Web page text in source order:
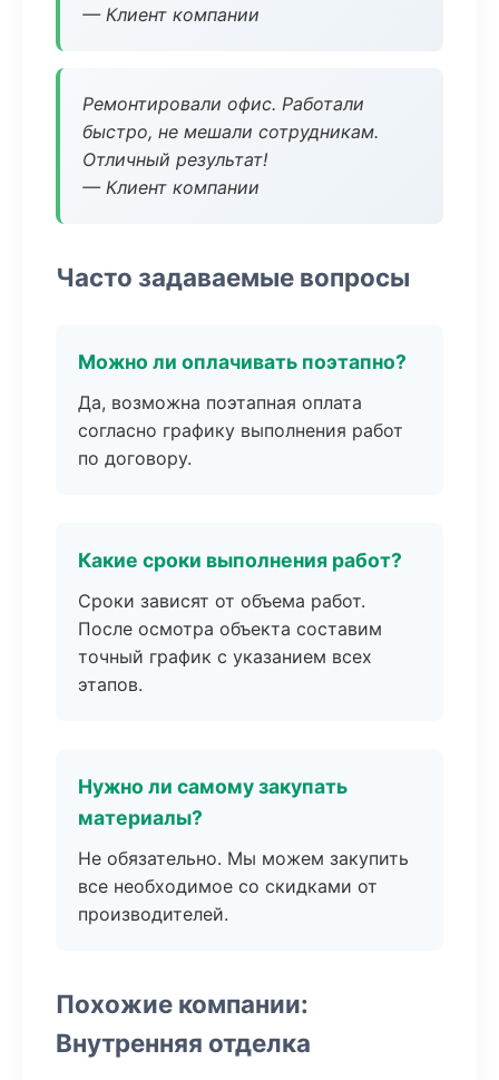
— Клиент компании
Ремонтировали офис. Работали
быстро, не мешали сотрудникам.
Отличный результат!
— Клиент компании
Часто задаваемые вопросы
Можно ли оплачивать поэтапно?
Да, возможна поэтапная оплата
согласно графику выполнения работ
по договору.
Какие сроки выполнения работ?
Сроки зависят от объема работ.
После осмотра объекта составим
точный график с указанием всех
этапов.
Нужно ли самому закупать
материалы?
Не обязательно. Мы можем закупить
все необходимое со скидками от
производителей.
Похожие компании:
Внутренняя отделка